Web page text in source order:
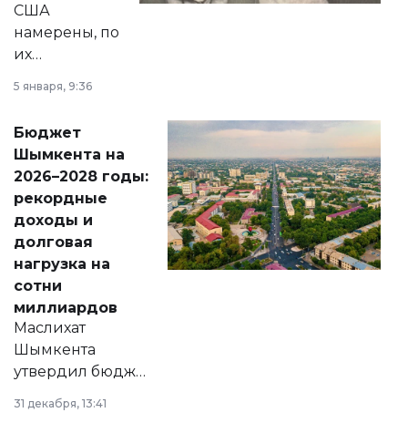
США
намерены, по
их
принести
народу
Венесуэлы.
5 января, 9:36
Бюджет
Шымкента на
2026–2028 годы:
рекордные
доходы и
долговая
нагрузка на
сотни
миллиардов
Маслихат
Шымкента
утвердил бюджет
города на 2026–
2028 годы.
31 декабря, 13:41